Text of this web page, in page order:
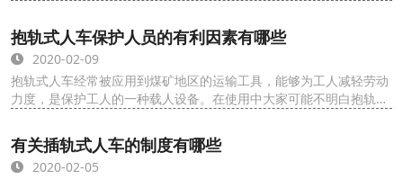
抱轨式人车保护人员的有利因素有哪些
2020-02-09
抱轨式人车经常被应用到煤矿地区的运输工具，能够为工人减轻劳动
力度，是保护工人的一种载人设备。在使用中大家可能不明白抱轨式
有关插轨式人车的制度有哪些
2020-02-05